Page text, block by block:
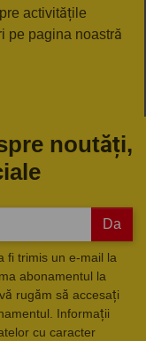
activitățile
pe pagina noastră
noutăți,
Da
fi trimis un e-mail la
abonamentul la
rugăm să accesați
Informații
cu caracter